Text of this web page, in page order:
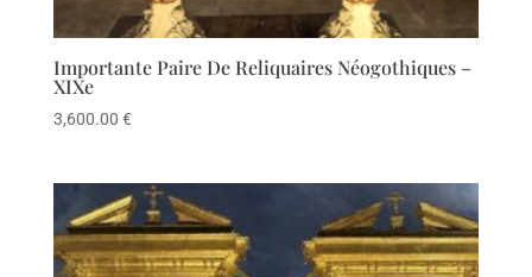
Importante Paire De Reliquaires Néogothiques –
XIXe
3,600.00 €